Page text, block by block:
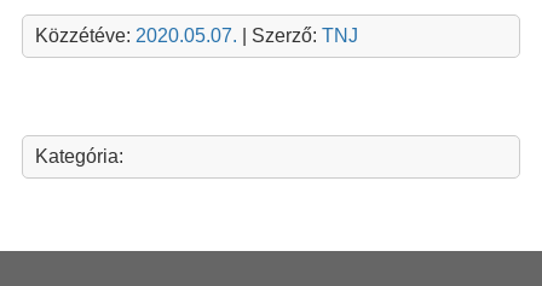
Közzétéve: 2020.05.07. | Szerző: TNJ
Kategória: